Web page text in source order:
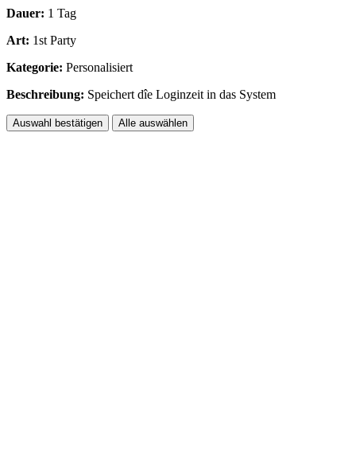
Dauer: 1 Tag
Art: 1st Party
Kategorie: Personalisiert
Beschreibung: Speichert dîe Loginzeit in das System
Auswahl bestätigen Alle auswählen